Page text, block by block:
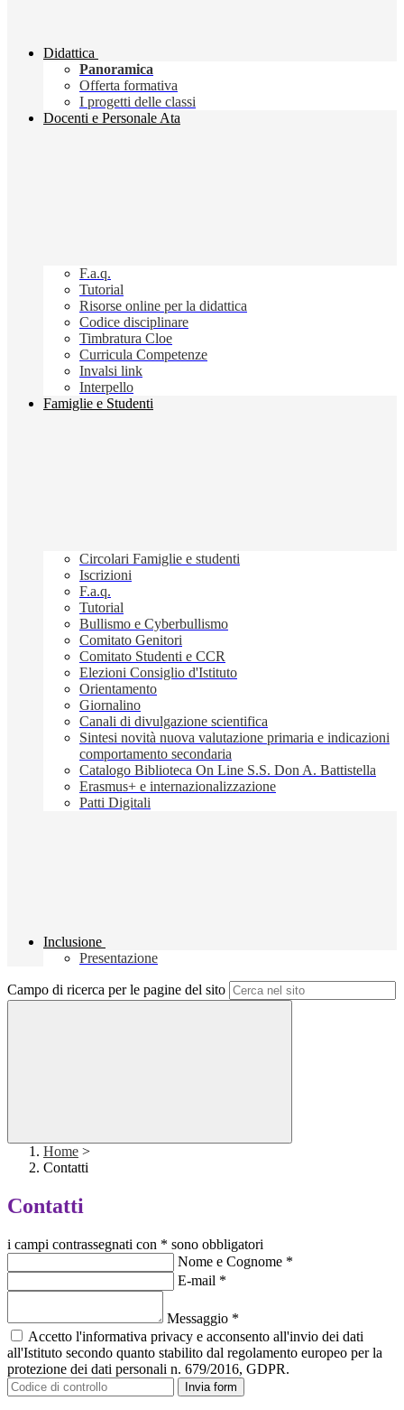
Didattica
Panoramica
Offerta formativa
I progetti delle classi
Docenti e Personale Ata
F.a.q.
Tutorial
Risorse online per la didattica
Codice disciplinare
Timbratura Cloe
Curricula Competenze
Invalsi link
Interpello
Famiglie e Studenti
Circolari Famiglie e studenti
Iscrizioni
F.a.q.
Tutorial
Bullismo e Cyberbullismo
Comitato Genitori
Comitato Studenti e CCR
Elezioni Consiglio d'Istituto
Orientamento
Giornalino
Canali di divulgazione scientifica
Sintesi novità nuova valutazione primaria e indicazioni
comportamento secondaria
Catalogo Biblioteca On Line S.S. Don A. Battistella
Erasmus+ e internazionalizzazione
Patti Digitali
Inclusione
Presentazione
Campo di ricerca per le pagine del sito
Home >
Contatti
Contatti
i campi contrassegnati con * sono obbligatori
Nome e Cognome *
E-mail *
Messaggio *
Accetto l'informativa privacy e acconsento all'invio dei dati
all'Istituto secondo quanto stabilito dal regolamento europeo per la
protezione dei dati personali n. 679/2016, GDPR.
Invia form